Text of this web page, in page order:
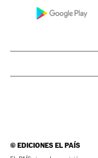
©EDICIONES EL PAÍS